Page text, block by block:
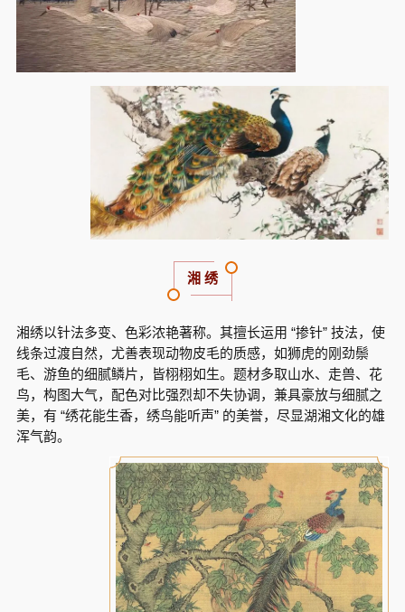
湘 绣
湘绣以针法多变、色彩浓艳著称。其擅长运用 “掺针” 技法，使
线条过渡自然，尤善表现动物皮毛的质感，如狮虎的刚劲鬃
毛、游鱼的细腻鳞片，皆栩栩如生。题材多取山水、走兽、花
鸟，构图大气，配色对比强烈却不失协调，兼具豪放与细腻之
美，有 “绣花能生香，绣鸟能听声” 的美誉，尽显湖湘文化的雄
浑气韵。